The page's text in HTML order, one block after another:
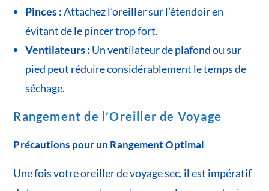
Pinces :Attachez l’oreiller sur l’étendoir en
évitant de le pincer trop fort.
Ventilateurs : Un ventilateur de plafond ou sur
pied peut réduire considérablement le temps de
séchage.
Rangement de l’Oreiller de Voyage
Précautions pour un Rangement Optimal
Une fois votre oreiller de voyage sec, il est impératif